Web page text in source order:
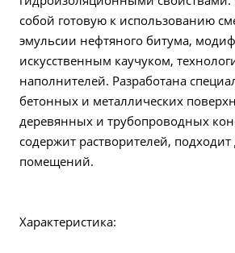
собой готовую к использованию
эмульсии нефтяного битума,
искусственным каучуком,
наполнителей. Разработана
бетонных и металлических
деревянных и трубопроводных
содержит растворителей,
помещений.
Характеристика: